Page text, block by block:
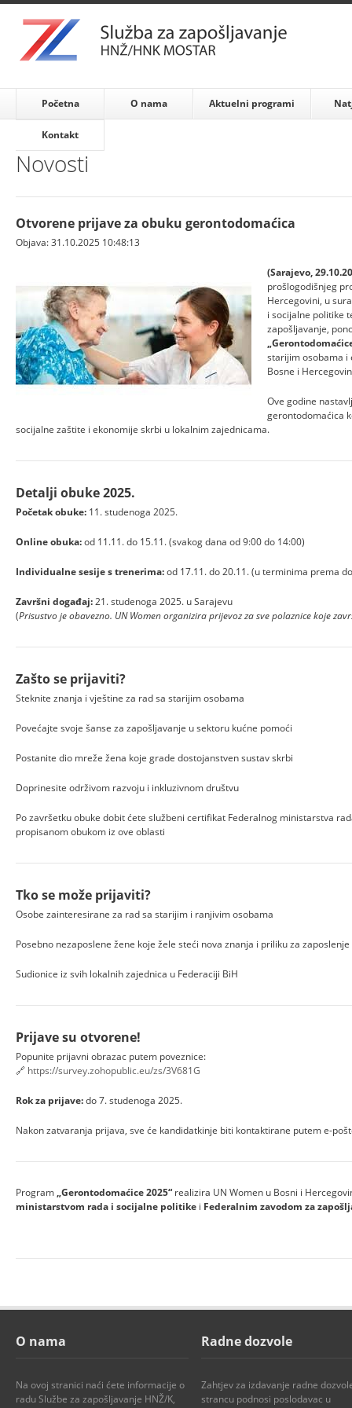
Početna O nama Aktuelni programi
Kontakt
Novosti
Otvorene prijave za obuku gerontodomaćica
Objava: 31.10.2025 10:48:13
(Sarajevo,
prošlogodišnjeg
Hercegovini, u
i socijalne politike
zapošljavanje,
starijim osobama i
Bosne i
Ove godine
gerontodomaćica
socijalne zaštite i ekonomije skrbi u lokalnim zajednicama.
Detalji obuke 2025.
Početak obuke: 11. studenoga 2025.
Online obuka:od 11.11. do 15.11. (svakog dana od 9:00 do 14:00)
Individualne sesije s trenerima:od 17.11. do 20.11. (u terminima prema
Završni događaj:21. studenoga 2025. u Sarajevu
(Prisustvo je obavezno. UN Women organizira prijevoz za sve polaznice koje
Zašto se prijaviti?
Steknite znanja i vještine za rad sa starijim osobama
Povećajte svoje šanse za zapošljavanje u sektoru kućne pomoći
Postanite dio mreže žena koje grade dostojanstven sustav skrbi
Doprinesite održivom razvoju i inkluzivnom društvu
Po završetku obuke dobit ćete službeni certifikat Federalnog ministarstva
propisanom obukom iz ove oblasti
Tko se može prijaviti?
Osobe zainteresirane za rad sa starijim i ranjivim osobama
Posebno nezaposlene žene koje žele steći nova znanja i priliku za zaposlenje
Sudionice iz svih lokalnih zajednica u Federaciji BiH
Prijave su otvorene!
Popunite prijavni obrazac putem poveznice:
🔗 https://survey.zohopublic.eu/zs/3V681G
Rok za prijave:do 7. studenoga 2025.
Nakon zatvaranja prijava, sve će kandidatkinje biti kontaktirane putem e-
Program„Gerontodomaćice 2025“ realizira UN Women u Bosni i
ministarstvom rada i socijalne politike i Federalnim zavodom za
O nama
Na ovoj stranici naći ćete informacije o
radu Službe za zapošljavanje HNŽ/K,
Radne dozvole
Zahtjev za izdavanje radne
strancu podnosi poslodavac u